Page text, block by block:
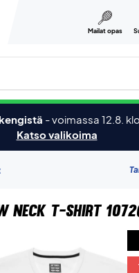
Mailat opas
merkkejä jne.
-voimassa 12.8.
Katso valikoima
Neck T-shirt